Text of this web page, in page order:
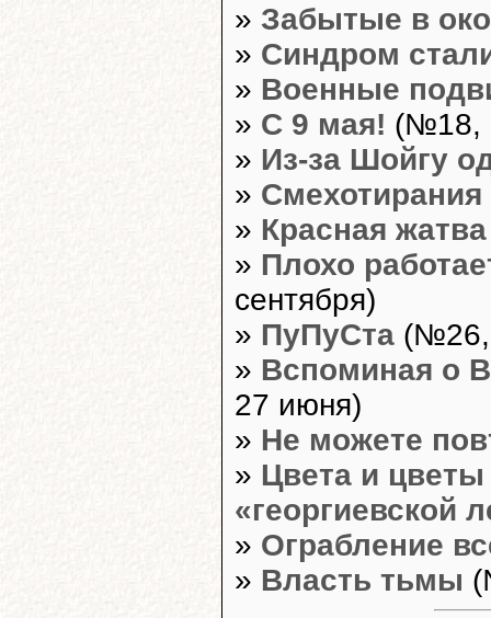
» Забытые в
» Синдром
» Военные
» С 9 мая! (№18,
» Из-за Шойгу
» Смехотирания
» Красная жатва
» Плохо
сентября)
» ПуПуСта (№26,
» Вспоминая о
27 июня)
» Не можете
» Цвета и
«георгиевской
» Ограбление
» Власть тьмы